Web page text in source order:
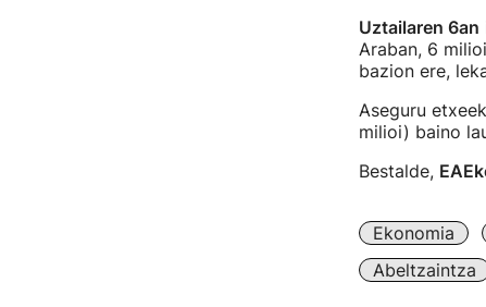
Uztailaren 6an
Araban, 6
bazion ere,
Aseguru
milioi) baino
Bestalde,
Ekonomia
Abeltzaintza